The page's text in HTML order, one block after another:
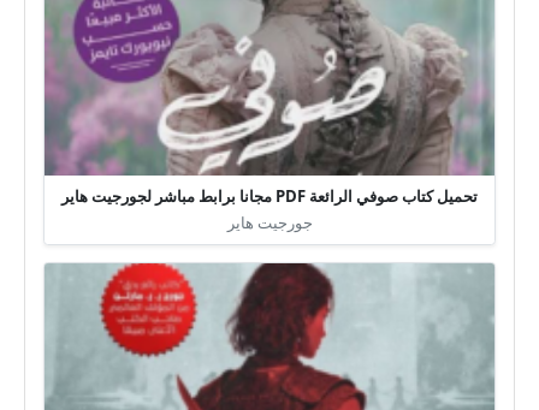
تحميل كتاب صوفي الرائعة PDF مجانا برابط مباشر لجورجيت هاير
جورجيت هاير